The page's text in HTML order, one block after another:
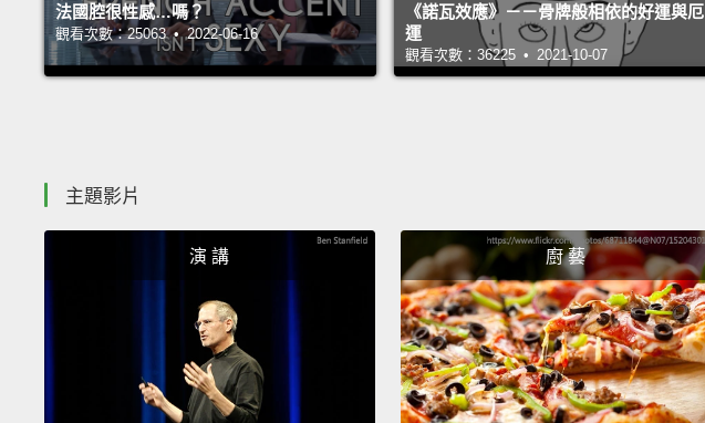
法國腔很性感…嗎？
觀看次數：25063 • 2022-06-16
《諾瓦效應》－－骨牌般相依的好運與厄
運
觀看次數：36225 • 2021-10-07
主題影片
演 講 廚 藝